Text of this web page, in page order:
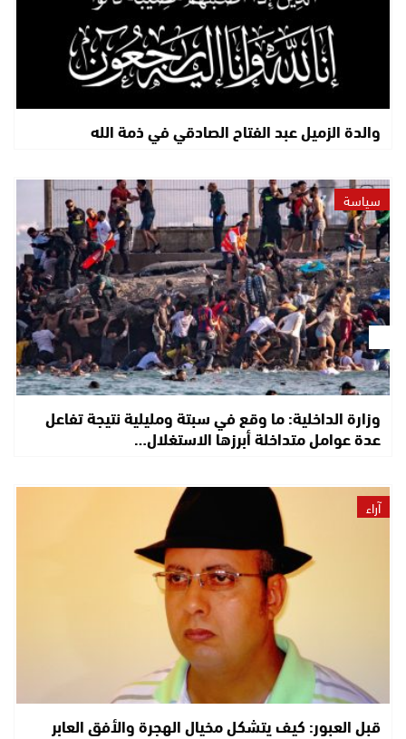
والدة الزميل عبد الفتاح الصادقي في ذمة الله
سياسة
وزارة الداخلية: ما وقع في سبتة ومليلية نتيجة تفاعل
عدة عوامل متداخلة أبرزها الاستغلال…
آراء
قبل العبور: كيف يتشكل مخيال الهجرة والأفق العابر